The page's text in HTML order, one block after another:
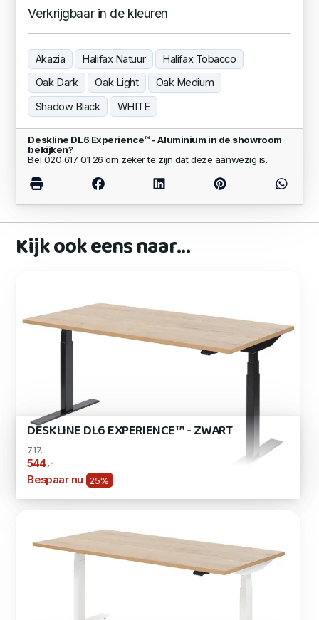
Verkrijgbaar in de kleuren
Akazia Halifax Natuur
Halifax Tobacco
Oak Dark
Oak Light
Oak Medium
Shadow Black
WHITE
Deskline DL6 Experience™ - Aluminium in de showroom
bekijken?
Bel 020 617 01 26 om zeker te zijn dat deze aanwezig is.
Kijk ook eens naar…
DESKLINE DL6 EXPERIENCE™ - ZWART
717,-
544 ,-
Bespaar nu 25%